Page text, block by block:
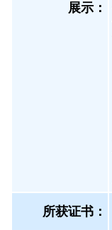
展示 ：
所获证书 ：